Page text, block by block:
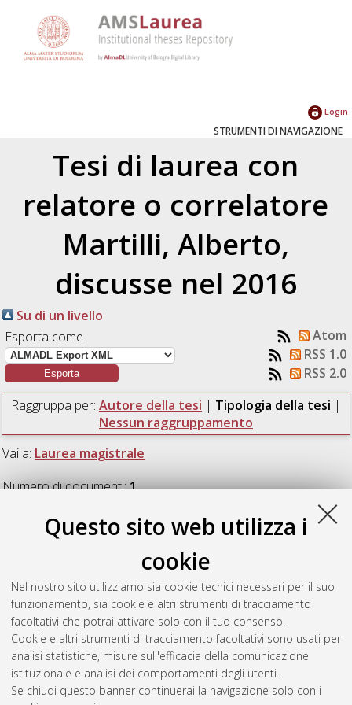
Questo sito web utilizza i
cookie
Nel nostro sito utilizziamo sia cookie tecnici necessari per il suo
funzionamento, sia cookie e altri strumenti di tracciamento
facoltativi che potrai attivare solo con il tuo consenso.
Cookie e altri strumenti di tracciamento facoltativi sono usati per
analisi statistiche, misure sull'efficacia della comunicazione
istituzionale e analisi dei comportamenti degli utenti.
Se chiudi questo banner continuerai la navigazione solo con i
Login
STRUMENTI DI NAVIGAZIONE
Tesi di laurea con
relatore o correlatore
Martilli, Alberto,
discusse nel 2016
Su di un livello
Esporta come
Atom
RSS 1.0
RSS 2.0
Raggruppa per: Autore della tesi | Tipologia della tesi |
Nessun raggruppamento
Vai a: Laurea magistrale
Numero di documenti:1.
Laurea magistrale
cities of Emilia-Romagna region through numerical
simulations.[Laurea magistrale], Università di Bologna, Corso
di Studio inFisica del sistema terra [LM-DM270]
Questa lista e' stata generata ilSun Aug 9 18:04:27 2026
CEST